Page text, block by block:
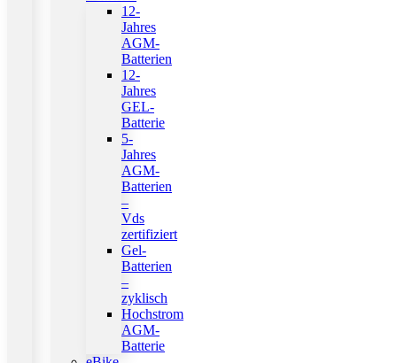
12-
Jahres
AGM-
Batterien
12-
Jahres
GEL-
Batterie
5-
Jahres
AGM-
Batterien
–
Vds
zertifiziert
Gel-
Batterien
–
zyklisch
Hochstrom
AGM-
Batterie